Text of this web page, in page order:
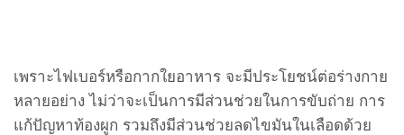
เพราะไฟเบอร์หรือกากใยอาหาร จะมีประโยชน์ต่อร่างกาย
หลายอย่าง ไม่ว่าจะเป็นการมีส่วนช่วยในการขับถ่าย การ
แก้ปัญหาท้องผูก รวมถึงมีส่วนช่วยลดไขมันในเลือดด้วย